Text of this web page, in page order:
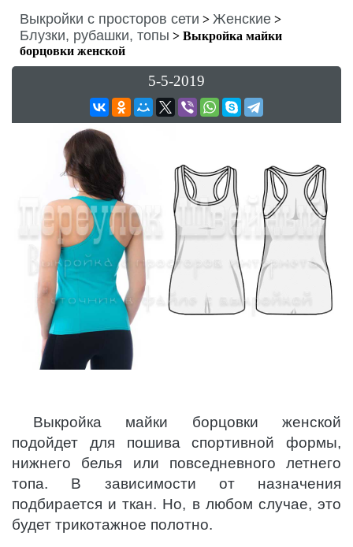
Выкройки с просторов сети > Женские >
Блузки, рубашки, топы > Выкройка майки
борцовки женской
5-5-2019
Выкройка майки борцовки женской
подойдет для пошива спортивной формы,
нижнего белья или повседневного летнего
топа. В зависимости от назначения
подбирается и ткан. Но, в любом случае, это
будет трикотажное полотно.